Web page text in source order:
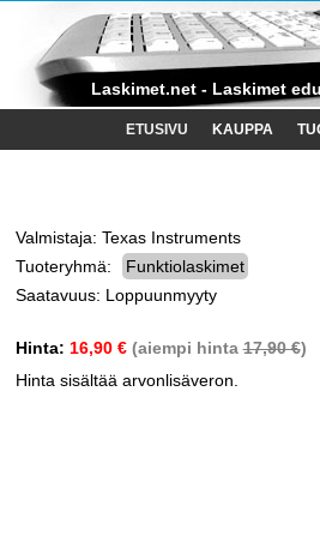
Laskimet.net - Laskimet
ETUSIVU KAUPPA
Valmistaja: Texas Instruments
Tuoteryhmä:
Funktiolaskimet
Saatavuus: Loppuunmyyty
Hinta: 16,90 €(aiempi hinta17,90 €)
Hinta sisältää arvonlisäveron.